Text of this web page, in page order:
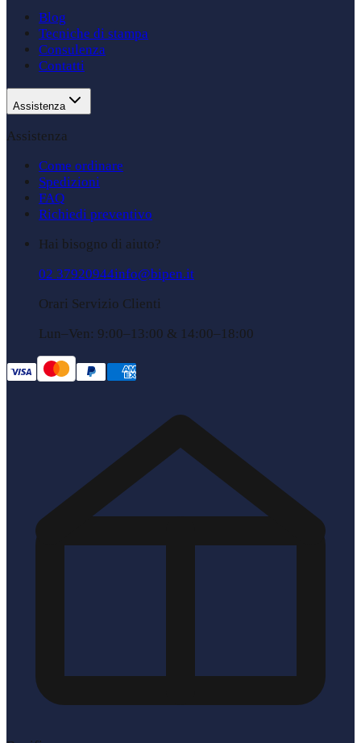
Blog
Tecniche di stampa
Consulenza
Contatti
Assistenza
Assistenza
Come ordinare
Spedizioni
FAQ
Richiedi preventivo
Hai bisogno di aiuto?
02 37920944info@bipen.it
Orari Servizio Clienti
Lun–Ven: 9:00–13:00 & 14:00–18:00